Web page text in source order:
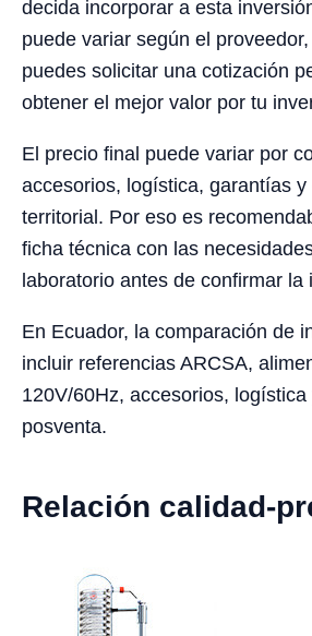
decida incorporar a esta
puede variar según el
puedes solicitar una cotización
obtener el mejor valor por tu
El precio final puede variar por
accesorios, logística, garantías y
territorial. Por eso es
ficha técnica con las
laboratorio antes de confirmar la
En Ecuador, la comparación de
incluir referencias ARCSA,
120V/60Hz, accesorios, logística
posventa.
Relación calidad-